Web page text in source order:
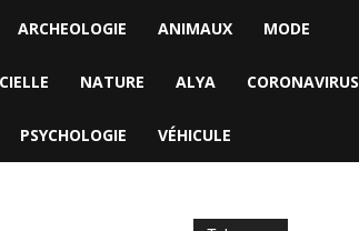
ARCHEOLOGIE ANIMAUX MODE
NATURE ALYA CORONAVIRUS
PSYCHOLOGIE VÉHICULE